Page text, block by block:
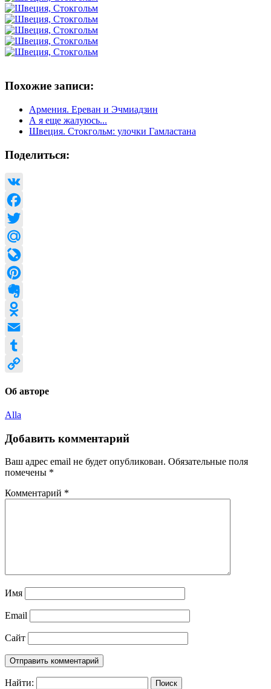
Похожие записи:
Армения. Ереван и Эчмиадзин
А я еще жалуюсь...
Швеция. Стокгольм: улочки Гамластана
Поделиться:
VK
Facebook
Twitter
Mail.Ru
LiveJournal
Pinterest
Evernote
Odnoklassniki
Email
Tumblr
Об авторе
Alla
Добавить комментарий
Ваш адрес email не будет опубликован. Обязательные поля
помечены *
Комментарий *
Имя
Email
Сайт
Найти: